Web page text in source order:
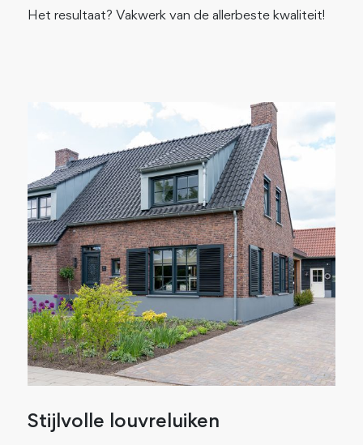
Het resultaat? Vakwerk van de allerbeste kwaliteit!
Stijlvolle louvreluiken